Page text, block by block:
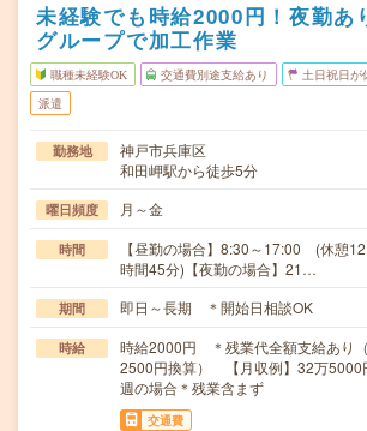
未経験でも時給2000円！夜勤あ
グループで加工作業
職種未経験OK 交通費別途支給あり 土日祝日が
派遣
勤務地
神戸市兵庫区
和田岬駅から徒歩5分
曜日頻度 月～金
時間
【昼勤の場合】8:30～17:00 (休憩
時間45分)【夜勤の場合】21…
期間 即日～長期 ＊開始日相談OK
時給
時給2000円 ＊残業代全額支給あり
2500円換算） 【月収例】32万5000
週の場合＊残業含まず
交通費